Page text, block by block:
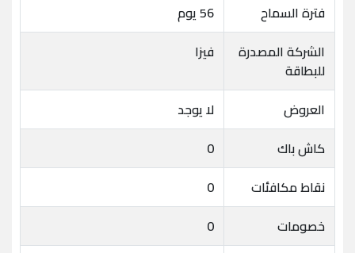
فترة السماح
56 يوم
الشركة المصدرة
للبطاقة
فيزا
العروض
لا يوجد
كاش باك
0
نقاط مكافئات
0
خصومات
0